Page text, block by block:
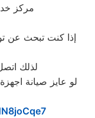
مركز
إذا كنت تبحث عن
لذلك
لو عايز صيانة